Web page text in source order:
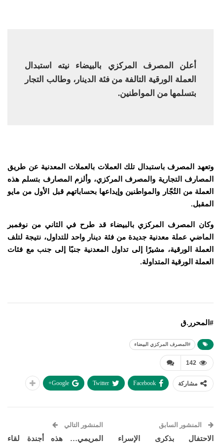
أعلن المصرف المركزي بالبيضاء نيته استبدال
العملة الورقية التالفة من فئة الدينار، وطالب التجار
بتسلمها من المواطنين.
وتعهد المصرف باستبدال تلك العملات بالعملات المعدنية عن طريق
المصارف التجارية والمصرف المركزي، وألزم المصارف بتسلم هذه
العملة من التُجّار والمواطنين وإيداعها بحساباتهم قبل الأول من مايو
المقبل.
وكان المصرف المركزي بالبيضاء قد طرح في الثاني من نوفمبر
الماضي عملة معدنية جديدة من فئة دينار واحد للتداول، نتيجة لتلف
العملة الورقية، مشيرًا إلى تداول المعدنية جنبًا إلى جنب مع فئات
العملة الورقية المتداولة.
#المحرر.ق
#المصرف المركزي البيضاء
142
مشاركة Facebook
Twitter
Google+
المنشور السابق
الاحتفال بذكرى الإسراء
المنشور التالي
المريمي… هذه أجندة لقاء